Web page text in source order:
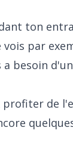
ton
par
besoin
de